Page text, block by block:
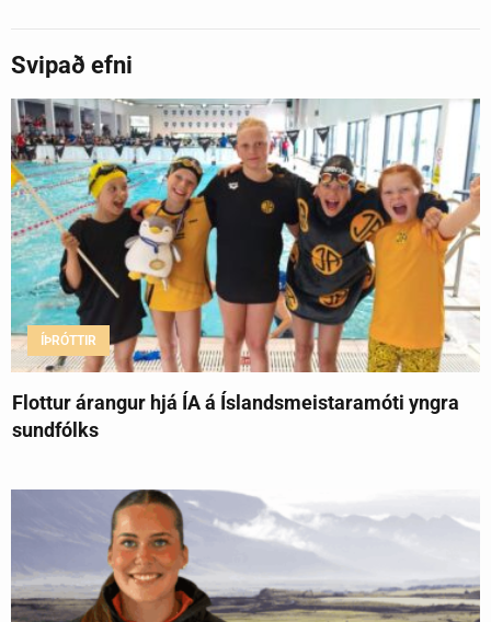
Svipað efni
ÍÞRÓTTIR
Flottur árangur hjá ÍA á Íslandsmeistaramóti yngra
sundfólks